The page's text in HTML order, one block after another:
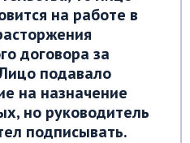
на работе в
договора за
подавало
на назначение
но руководитель
подписывать.